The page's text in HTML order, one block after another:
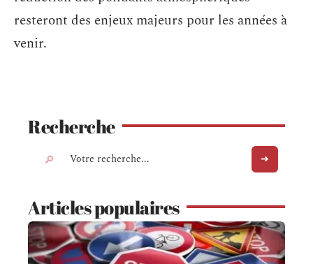
resteront des enjeux majeurs pour les années à
venir.
Recherche
Articles populaires